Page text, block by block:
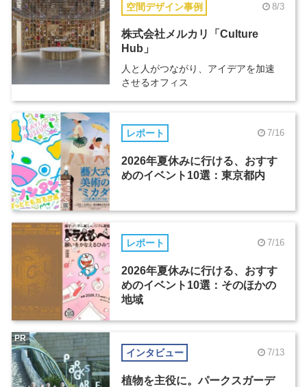
空間デザイン事例 8/3
株式会社メルカリ「Culture
Hub」
人と人がつながり、アイデアを加速
させるオフィス
レポート 7/16
2026年夏休みに行ける、おすす
めのイベント10選：東京都内
レポート 7/16
2026年夏休みに行ける、おすす
めのイベント10選：そのほかの
地域
インタビュー 7/13
植物を主役に。パークスガーデ
PR